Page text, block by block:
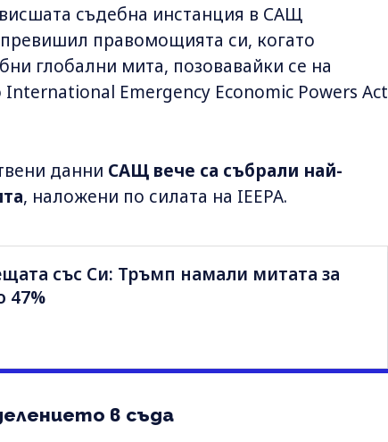
съдебна инстанция в САЩ
правомощията си, когато
глобални мита, позовавайки се на
International Emergency Economic Powers Act
данни САЩ вече са събрали най-
, наложени по силата на IEEPA.
със Си: Тръмп намали митата за
47%
в съда